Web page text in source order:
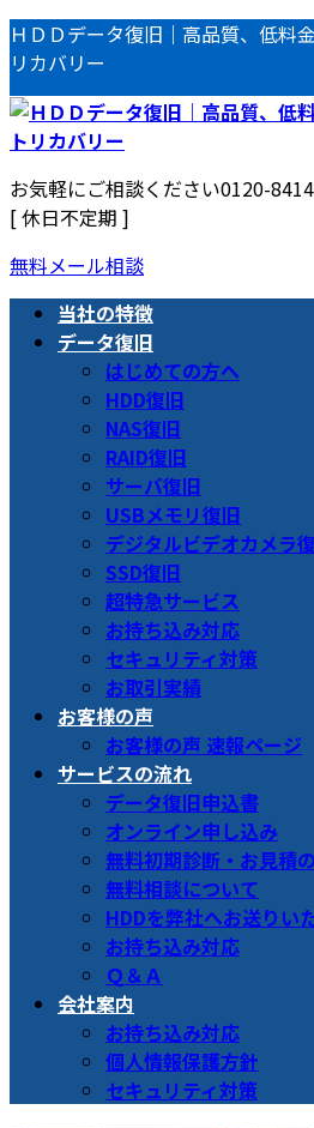
コ
ン
テ
ン
ツ
へ
ス
キ
ッ
プ
ナ
ビ
ゲ
ー
シ
ョ
ン
に
移
動
ＨＤＤデータ復旧｜高品質、低料
リカバリー
お気軽にご相談ください0120-
[ 休日不定期 ]
無料メール相談
当社の特徴
データ復旧
はじめての方へ
HDD復旧
NAS復旧
RAID復旧
サーバ復旧
USBメモリ復旧
デジタルビデオカメラ
SSD復旧
超特急サービス
お持ち込み対応
セキュリティ対策
お取引実績
お客様の声
お客様の声 速報ページ
サービスの流れ
データ復旧申込書
オンライン申し込み
無料初期診断・お見積
無料相談について
HDDを弊社へお送りい
お持ち込み対応
Ｑ＆Ａ
会社案内
お持ち込み対応
個人情報保護方針
セキュリティ対策